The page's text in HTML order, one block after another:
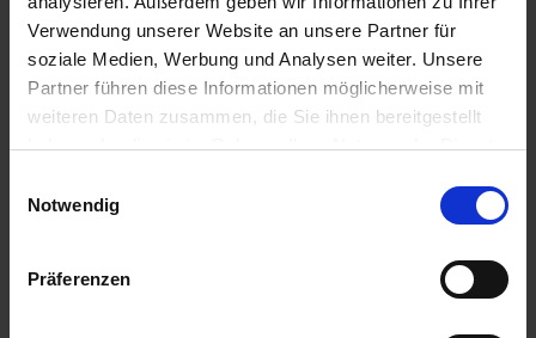
Verwendung unserer Website an unsere Partner für
soziale Medien, Werbung und Analysen weiter. Unsere
Partner führen diese Informationen möglicherweise mit
weiteren Daten zusammen, die Sie ihnen bereitgestellt
haben oder die sie im Rahmen Ihrer Nutzung der Dienste
Notwendig
Präferenzen